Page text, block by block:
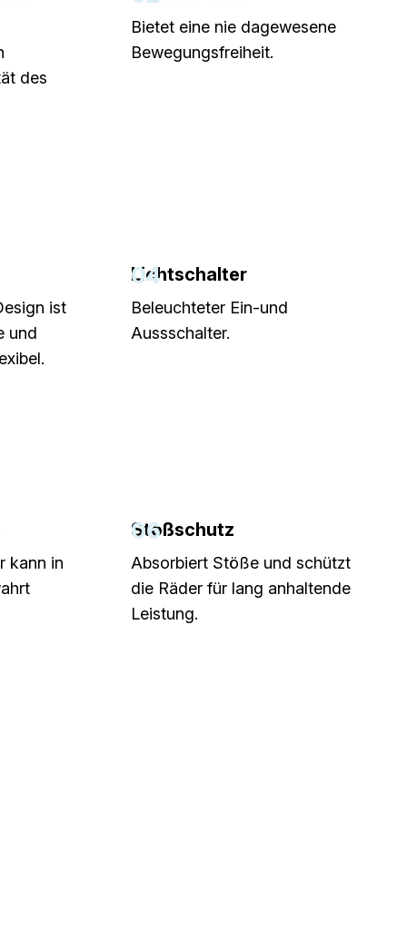
des
Bietet eine nie dagewesene
Bewegungsfreiheit.
ist
und
04
Lichtschalter
Beleuchteter Ein-und
Aussschalter.
kann in
06
Stoßschutz
Absorbiert Stöße und schützt
die Räder für lang anhaltende
Leistung.